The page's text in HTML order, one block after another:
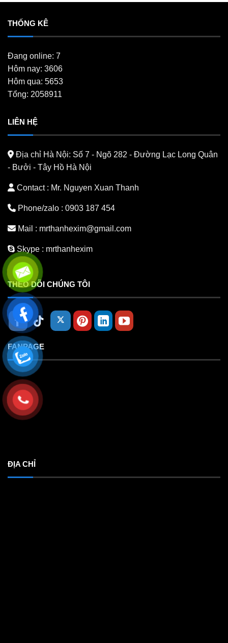
THỐNG KÊ
Đang online: 7
Hôm nay: 3606
Hôm qua: 5653
Tổng: 2058911
LIÊN HỆ
Địa chỉ Hà Nội: Số 7 - Ngõ 282 - Đường Lạc Long Quân
- Bưởi - Tây Hồ Hà Nội
Contact : Mr. Nguyen Xuan Thanh
Phone/zalo : 0903 187 454
Mail : mrthanhexim@gmail.com
Skype : mrthanhexim
THEO DÕI CHÚNG TÔI
FANPAGE
ĐỊA CHỈ